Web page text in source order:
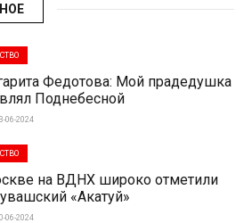
Федотова: Мой прадедушка
Поднебесной
06-2024
на ВДНХ широко отметили
«Акатуй»
06-2024